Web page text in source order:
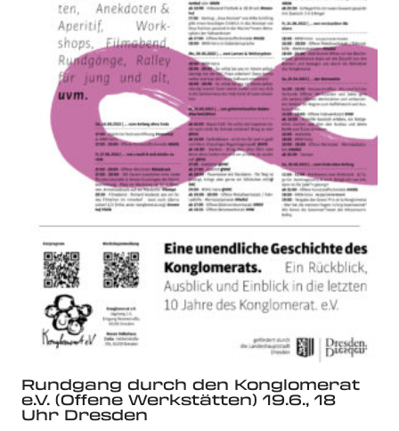
Rundgang durch den Konglomerat
e.V. (Offene Werkstätten) 19.6., 18
Uhr Dresden